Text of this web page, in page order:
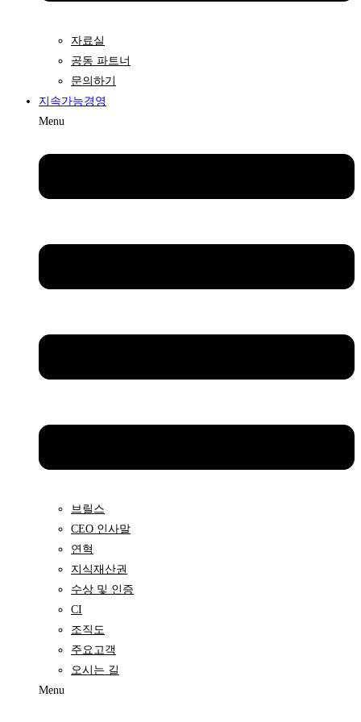
자료실
공동 파트너
문의하기
지속가능경영
Menu
브릴스
CEO 인사말
연혁
지식재산권
수상 및 인증
CI
조직도
주요고객
오시는 길
Menu